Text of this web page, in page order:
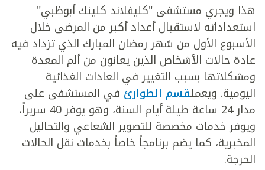
هذا ويجري مستشفى "كليفلاند كلينك أبوظبي"
استعداداته لاستقبال أعداد أكبر من المرضى خلال
الأسبوع الأول من شهر رمضان المبارك الذي تزداد فيه
عادة حالات الأشخاص الذين يعانون من ألم المعدة
ومشكلاتها بسبب التغيير في العادات الغذائية
اليومية. ويعملقسم الطوارئ في المستشفى على
مدار 24 ساعة طيلة أيام السنة، وهو يوفر 40 سريراً،
ويوفر خدمات مخصصة للتصوير الشعاعي والتحاليل
المخبرية، كما يضم برنامجاً خاصاً بخدمات نقل الحالات
الحرجة.